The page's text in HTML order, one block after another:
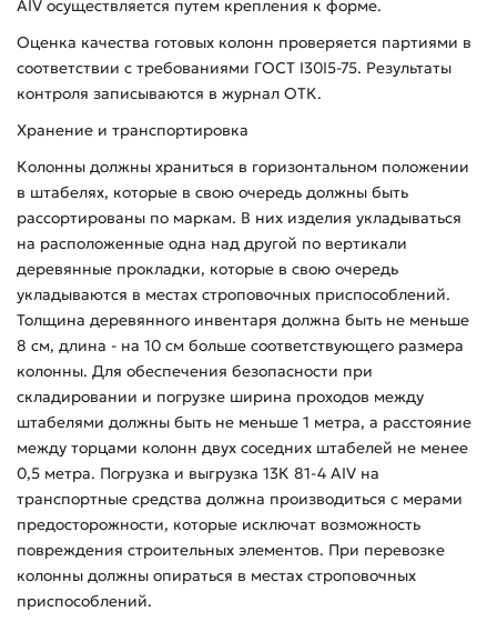
АIV осуществляется путем крепления к форме.
Оценка качества готовых колонн проверяется партиями в
соответствии с требованиями ГОСТ I30I5-75. Результаты
контроля записываются в журнал ОТК.
Хранение и транспортировка
Колонны должны храниться в горизонтальном положении
в штабелях, которые в свою очередь должны быть
рассортированы по маркам. В них изделия укладываться
на расположенные одна над другой по вертикали
деревянные прокладки, которые в свою очередь
укладываются в местах строповочных приспособлений.
Толщина деревянного инвентаря должна быть не меньше
8 см, длина - на 10 см больше соответствующего размера
колонны. Для обеспечения безопасности при
складировании и погрузке ширина проходов между
штабелями должны быть не меньше 1 метра, а расстояние
между торцами колонн двух соседних штабелей не менее
0,5 метра. Погрузка и выгрузка 13К 81-4 АIV на
транспортные средства должна производиться с мерами
предосторожности, которые исключат возможность
повреждения строительных элементов. При перевозке
колонны должны опираться в местах строповочных
приспособлений.